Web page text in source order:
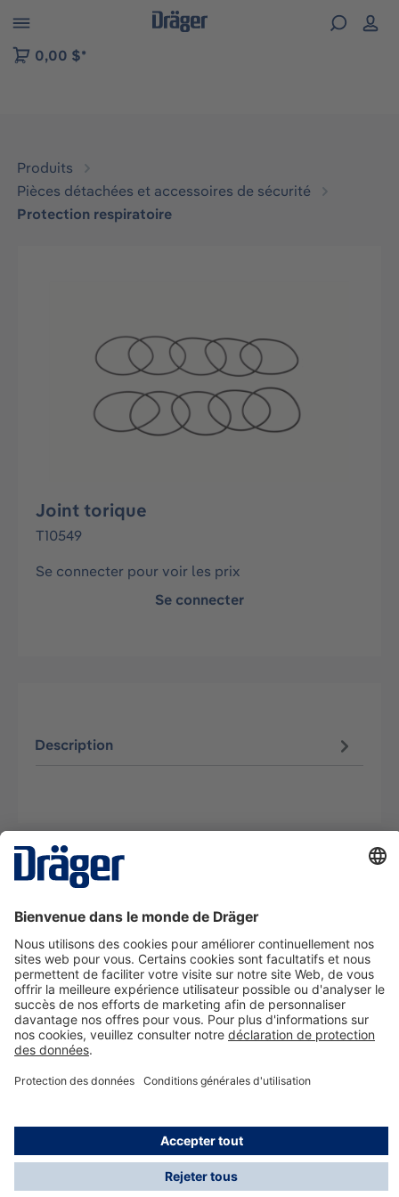
to B2B platform navigation
0,00 $*
Produits
Pièces détachées et accessoires de sécurité
Protection respiratoire
Joint torique
T10549
Se connecter pour voir les prix
Se connecter
Description
La technologie
Nous contacter
A propos de Dräger
Informations
*Les taxes et les frais d'expédition ne sont pas inclus
dans les prix indiqués, sauf mention contraire. Des frais